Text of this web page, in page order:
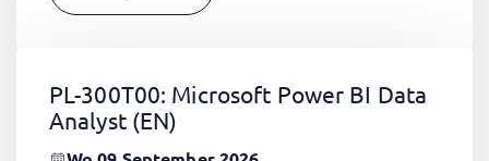
PL-300T00: Microsoft Power BI Data
Analyst (EN)